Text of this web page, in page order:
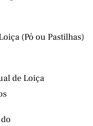
(Pó ou Pastilhas)
de Loiça